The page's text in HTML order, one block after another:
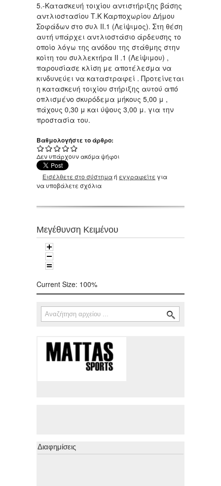
5.-Κατασκευή τοιχίου αντιστήριξης βάσης
αντλιοστασίου Τ.Κ Καρποχωρίου Δήμου
Σοφάδων στο συλ ΙΙ.1 (Λείψιμος). Στη θέση
αυτή υπάρχει αντλιοστάσιο άρδευσης το
οποίο λόγω της ανόδου της στάθμης στην
κοίτη του συλλεκτήρα ΙΙ .1 (Λείψιμου) ,
παρουσίασε κλίση με αποτέλεσμα να
κινδυνεύει να καταστραφεί . Προτείνεται
η κατασκευή τοιχίου στήριξης αυτού από
οπλισμένο σκυρόδεμα μήκους 5,00 μ ,
πάχους 0,30 μ και ύψους 3,00 μ. για την
προστασία του.
Βαθμολογήστε το άρθρο:
Δεν υπάρχουν ακόμα ψήφοι
Εισέλθετε στο σύστημαή εγγραφείτε για
να υποβάλετε σχόλια
Μεγέθυνση Κειμένου
Current Size: 100%
Φόρμα αναζήτησης
Αναζήτηση
Διαφημίσεις